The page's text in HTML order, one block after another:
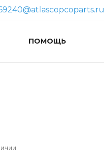
ПОМОЩЬ